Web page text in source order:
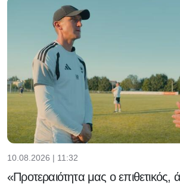
10.08.2026 | 11:32
«Προτεραιότητα μας ο επιθετικός,